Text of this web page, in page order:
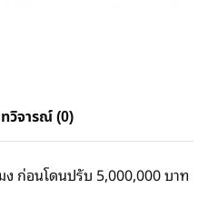
วิจารณ์ (0)
ก่อนโดนปรับ 5,000,000 บาท